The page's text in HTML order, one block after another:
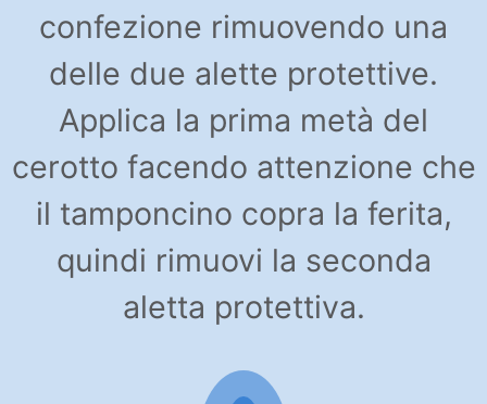
confezione rimuovendo una
delle due alette protettive.
Applica la prima metà del
cerotto facendo attenzione che
il tamponcino copra la ferita,
quindi rimuovi la seconda
aletta protettiva.